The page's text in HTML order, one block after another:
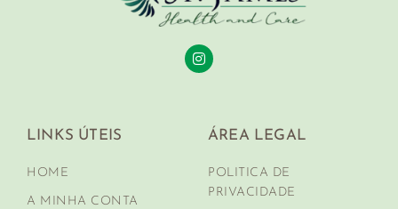
LINKS ÚTEIS
HOME
A MINHA CONTA
ÁREA LEGAL
POLITICA DE
PRIVACIDADE